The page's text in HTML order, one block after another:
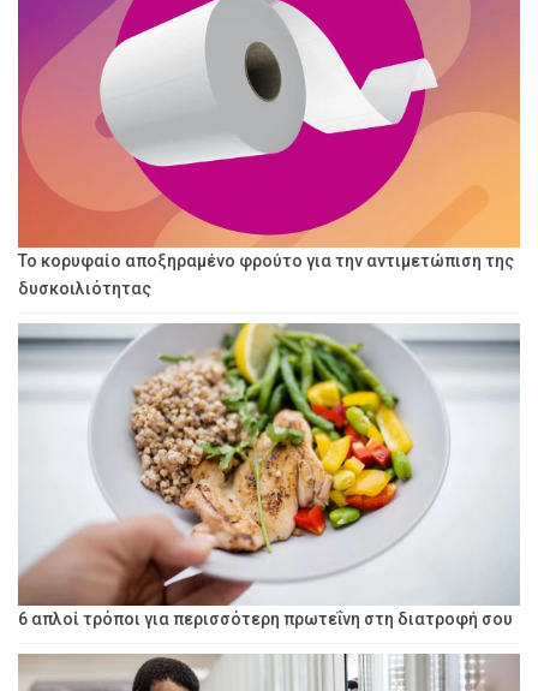
Το κορυφαίο αποξηραμένο φρούτο για την αντιμετώπιση της
δυσκοιλιότητας
6 απλοί τρόποι για περισσότερη πρωτεΐνη στη διατροφή σου